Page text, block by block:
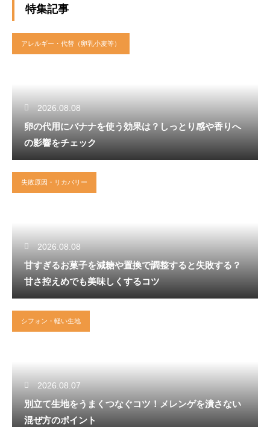
特集記事
アレルギー・代替（卵乳小麦等）
2026.08.08
卵の代用にバナナを使う効果は？しっとり感や香りへ
の影響をチェック
失敗原因・リカバリー
2026.08.08
甘すぎるお菓子を減糖や置換で調整すると失敗する？
甘さ控えめでも美味しくするコツ
シフォン・軽い生地
2026.08.07
別立て生地をうまくつなぐコツ！メレンゲを潰さない
混ぜ方のポイント